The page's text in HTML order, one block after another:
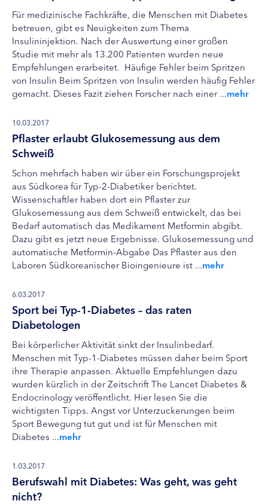
Für medizinische Fachkräfte, die Menschen mit Diabetes
betreuen, gibt es Neuigkeiten zum Thema
Insulininjektion. Nach der Auswertung einer großen
Studie mit mehr als 13.200 Patienten wurden neue
Empfehlungen erarbeitet. Häufige Fehler beim Spritzen
von Insulin Beim Spritzen von Insulin werden häufig Fehler
gemacht. Dieses Fazit ziehen Forscher nach einer ...mehr
10.03.2017
Pflaster erlaubt Glukosemessung aus dem
Schweiß
Schon mehrfach haben wir über ein Forschungsprojekt
aus Südkorea für Typ-2-Diabetiker berichtet.
Wissenschaftler haben dort ein Pflaster zur
Glukosemessung aus dem Schweiß entwickelt, das bei
Bedarf automatisch das Medikament Metformin abgibt.
Dazu gibt es jetzt neue Ergebnisse. Glukosemessung und
automatische Metformin-Abgabe Das Pflaster aus den
Laboren Südkoreanischer Bioingenieure ist ...mehr
6.03.2017
Sport bei Typ-1-Diabetes – das raten
Diabetologen
Bei körperlicher Aktivität sinkt der Insulinbedarf.
Menschen mit Typ-1-Diabetes müssen daher beim Sport
ihre Therapie anpassen. Aktuelle Empfehlungen dazu
wurden kürzlich in der Zeitschrift The Lancet Diabetes &
Endocrinology veröffentlicht. Hier lesen Sie die
wichtigsten Tipps. Angst vor Unterzuckerungen beim
Sport Bewegung tut gut und ist für Menschen mit
Diabetes ...mehr
1.03.2017
Berufswahl mit Diabetes: Was geht, was geht
nicht?